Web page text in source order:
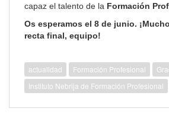
capaz el talento de la Formación
Os esperamos el 8 de junio.
recta final, equipo!
actualidad Formación Profesional
Instituto Nebrija de Formación Profesional